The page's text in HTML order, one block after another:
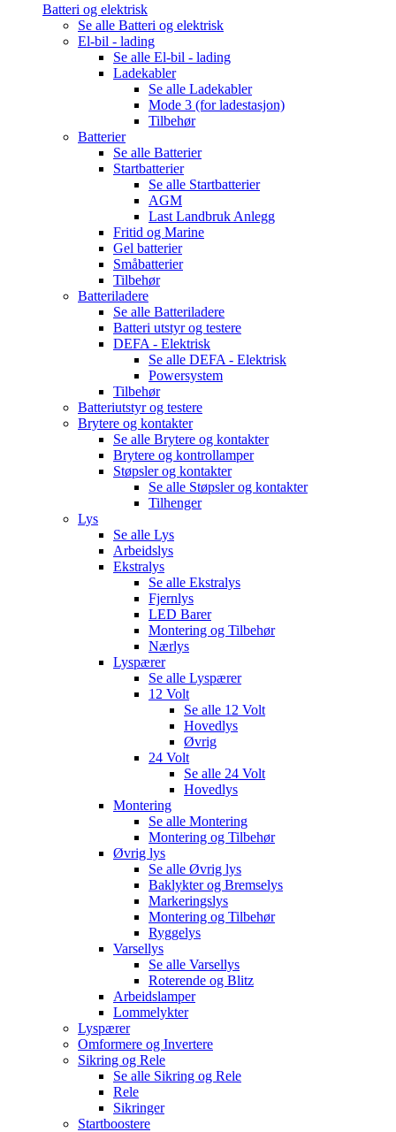
Batteri og elektrisk
Se alle Batteri og elektrisk
El-bil - lading
Se alle El-bil - lading
Ladekabler
Se alle Ladekabler
Mode 3 (for ladestasjon)
Tilbehør
Batterier
Se alle Batterier
Startbatterier
Se alle Startbatterier
AGM
Last Landbruk Anlegg
Fritid og Marine
Gel batterier
Småbatterier
Tilbehør
Batteriladere
Se alle Batteriladere
Batteri utstyr og testere
DEFA - Elektrisk
Se alle DEFA - Elektrisk
Powersystem
Tilbehør
Batteriutstyr og testere
Brytere og kontakter
Se alle Brytere og kontakter
Brytere og kontrollamper
Støpsler og kontakter
Se alle Støpsler og kontakter
Tilhenger
Lys
Se alle Lys
Arbeidslys
Ekstralys
Se alle Ekstralys
Fjernlys
LED Barer
Montering og Tilbehør
Nærlys
Lyspærer
Se alle Lyspærer
12 Volt
Se alle 12 Volt
Hovedlys
Øvrig
24 Volt
Se alle 24 Volt
Hovedlys
Montering
Se alle Montering
Montering og Tilbehør
Øvrig lys
Se alle Øvrig lys
Baklykter og Bremselys
Markeringslys
Montering og Tilbehør
Ryggelys
Varsellys
Se alle Varsellys
Roterende og Blitz
Arbeidslamper
Lommelykter
Lyspærer
Omformere og Invertere
Sikring og Rele
Se alle Sikring og Rele
Rele
Sikringer
Startboostere